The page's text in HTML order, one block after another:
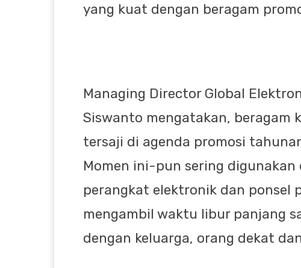
yang kuat dengan beragam
Managing Director Global
Siswanto mengatakan, beragam
tersaji di agenda promosi
Momen ini-pun sering
perangkat elektronik dan ponsel
mengambil waktu libur panjang
dengan keluarga, orang dekat